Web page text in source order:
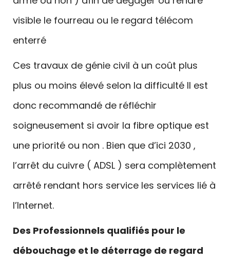
visible le fourreau ou le regard télécom
enterré
Ces travaux de génie civil à un coût plus
plus ou moins élevé selon la difficulté Il est
donc recommandé de réfléchir
soigneusement si avoir la fibre optique est
une priorité ou non . Bien que d’ici 2030 ,
l’arrêt du cuivre ( ADSL ) sera complètement
arrêté rendant hors service les services lié à
l’Internet.
Des Professionnels qualifiés pour le
débouchage et le déterrage de regard